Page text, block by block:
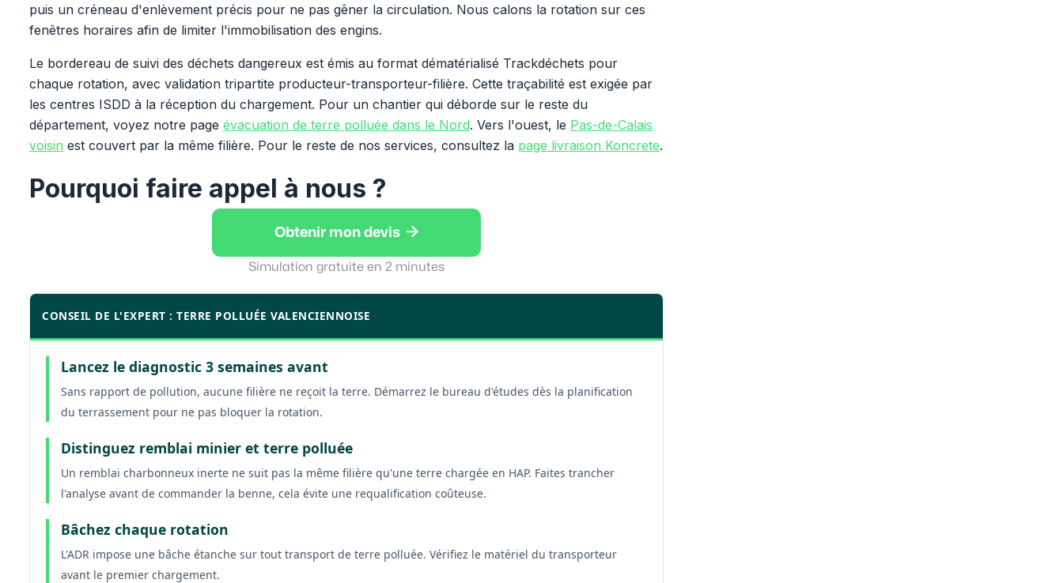
puis un créneau d'enlèvement précis pour ne pas gêner la circulation. Nous calons la rotation sur ces
fenêtres horaires afin de limiter l'immobilisation des engins.
Le bordereau de suivi des déchets dangereux est émis au format dématérialisé Trackdéchets pour
chaque rotation, avec validation tripartite producteur-transporteur-filière. Cette traçabilité est exigée par
les centres ISDD à la réception du chargement. Pour un chantier qui déborde sur le reste du
département, voyez notre pageévacuation de terre polluée dans le Nord. Vers l'ouest, le Pas-de-Calais
voisin est couvert par la même filière. Pour le reste de nos services, consultez la page livraison Koncrete.
Pourquoi faire appel à nous ?
Obtenir mon devis 
Simulation gratuite en 2 minutes
CONSEIL DE L'EXPERT : TERRE POLLUÉE VALENCIENNOISE
Lancez le diagnostic 3 semaines avant
Sans rapport de pollution, aucune filière ne reçoit la terre. Démarrez le bureau d'études dès la planification
du terrassement pour ne pas bloquer la rotation.
Distinguez remblai minier et terre polluée
Un remblai charbonneux inerte ne suit pas la même filière qu'une terre chargée en HAP. Faites trancher
l'analyse avant de commander la benne, cela évite une requalification coûteuse.
Bâchez chaque rotation
L'ADR impose une bâche étanche sur tout transport de terre polluée. Vérifiez le matériel du transporteur
avant le premier chargement.